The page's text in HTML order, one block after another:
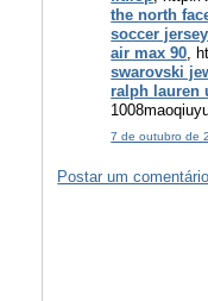
the north
soccer
air max 90 ,
swarovski
ralph lauren
7 de outubro de
Postar um comentário